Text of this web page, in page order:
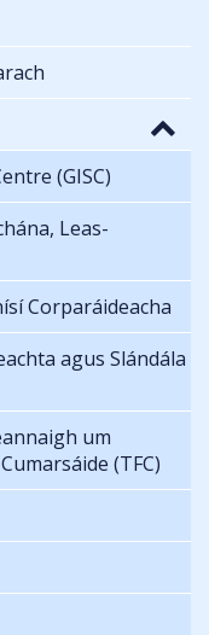
(GISC)
Leas-
Corparáideacha
agus Slándála
um
(TFC)